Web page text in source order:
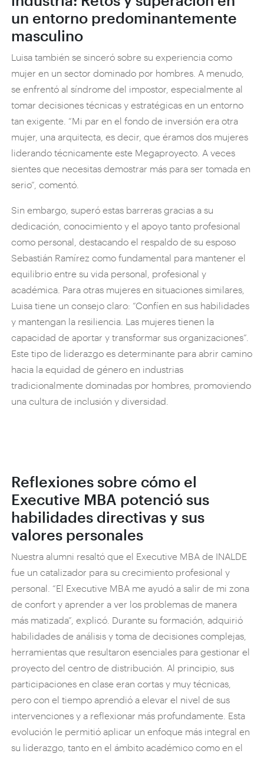
un entorno predominantemente
masculino
Luisa también se sinceró sobre su experiencia como
mujer en un sector dominado por hombres. A menudo,
se enfrentó al síndrome del impostor, especialmente al
tomar decisiones técnicas y estratégicas en un entorno
tan exigente. “Mi par en el fondo de inversión era otra
mujer, una arquitecta, es decir, que éramos dos mujeres
liderando técnicamente este Megaproyecto. A veces
sientes que necesitas demostrar más para ser tomada en
serio”, comentó.
Sin embargo, superó estas barreras gracias a su
dedicación, conocimiento y el apoyo tanto profesional
como personal, destacando el respaldo de su esposo
Sebastián Ramírez como fundamental para mantener el
equilibrio entre su vida personal, profesional y
académica. Para otras mujeres en situaciones similares,
Luisa tiene un consejo claro: “Confíen en sus habilidades
y mantengan la resiliencia. Las mujeres tienen la
capacidad de aportar y transformar sus organizaciones”.
Este tipo de liderazgo es determinante para abrir camino
hacia la equidad de género en industrias
tradicionalmente dominadas por hombres, promoviendo
una cultura de inclusión y diversidad.
Reflexiones sobre cómo el
Executive MBA potenció sus
habilidades directivas y sus
valores personales
Nuestra alumni resaltó que el Executive MBA de INALDE
fue un catalizador para su crecimiento profesional y
personal. “El Executive MBA me ayudó a salir de mi zona
de confort y aprender a ver los problemas de manera
más matizada”, explicó. Durante su formación, adquirió
habilidades de análisis y toma de decisiones complejas,
herramientas que resultaron esenciales para gestionar el
proyecto del centro de distribución. Al principio, sus
participaciones en clase eran cortas y muy técnicas,
pero con el tiempo aprendió a elevar el nivel de sus
intervenciones y a reflexionar más profundamente. Esta
evolución le permitió aplicar un enfoque más integral en
su liderazgo, tanto en el ámbito académico como en el